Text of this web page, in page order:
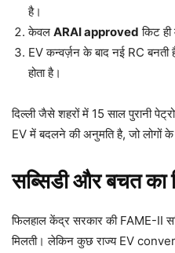
है।
केवल ARAI approved किट ही
EV कन्वर्ज़न के बाद नई RC
होता है।
दिल्ली जैसे शहरों में 15 साल पुरानी
EV में बदलने की अनुमति है, जो लोगों के
सब्सिडी और बचत का
फिलहाल केंद्र सरकार की FAME-II
मिलती। लेकिन कुछ राज्य EV